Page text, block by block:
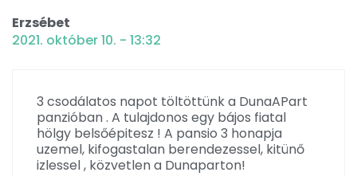
Erzsébet
2021. október 10. - 13:32
3 csodálatos napot töltöttünk a DunaAPart
panzióban . A tulajdonos egy bájos fiatal
hölgy belsőépitesz ! A pansio 3 honapja
uzemel, kifogastalan berendezessel, kitünő
izlessel , közvetlen a Dunaparton!